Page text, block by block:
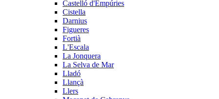
Castelló d'Empúries
Cistella
Darnius
Figueres
Fortià
L'Escala
La Jonquera
La Selva de Mar
Lladó
Llançà
Llers